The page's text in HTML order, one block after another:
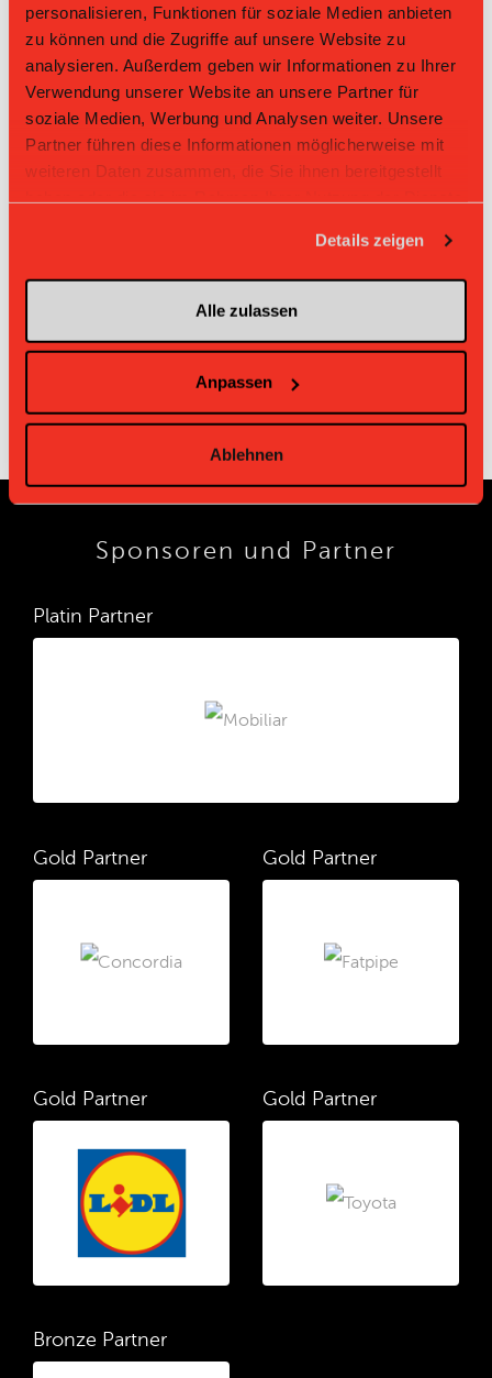
personalisieren, Funktionen für soziale Medien anbieten
zu können und die Zugriffe auf unsere Website zu
analysieren. Außerdem geben wir Informationen zu Ihrer
Verwendung unserer Website an unsere Partner für
soziale Medien, Werbung und Analysen weiter. Unsere
Partner führen diese Informationen möglicherweise mit
weiteren Daten zusammen, die Sie ihnen bereitgestellt
Details zeigen
Alle zulassen
Anpassen
Ablehnen
Master Round
Challenge Round
Direktbegegnungen
Zeit Heim Gast Resultat
Ost
Gurmels
Bern Capitals Ost
Sponsoren und Partner
Platin Partner
Gold Partner Gold Partner
Gold Partner Gold Partner
Bronze Partner